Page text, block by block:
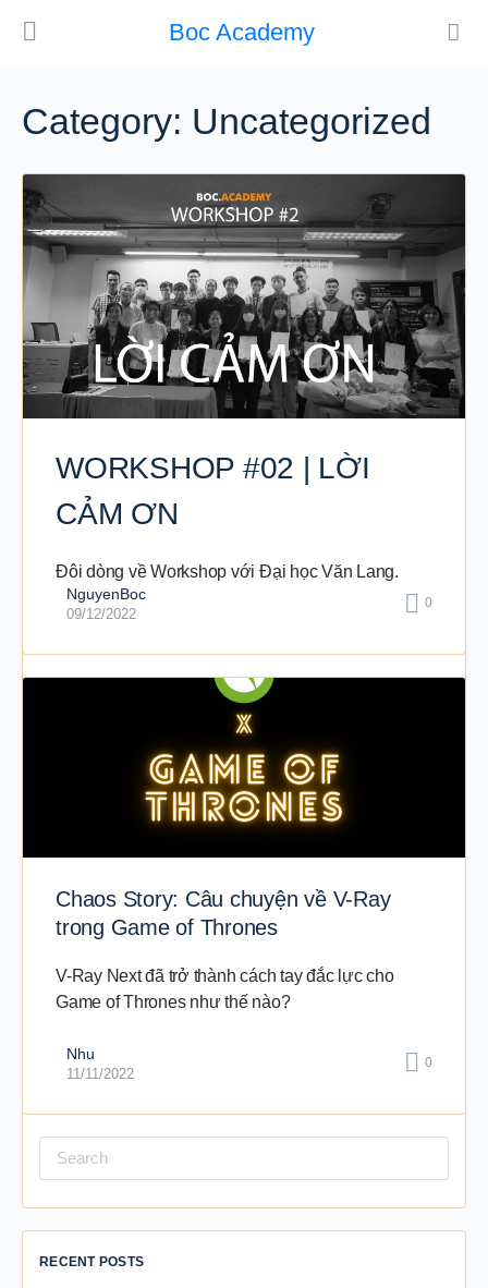
Boc Academy
Category: Uncategorized
WORKSHOP #02 | LỜI
CẢM ƠN
Đôi dòng về Workshop với Đại học Văn Lang.
NguyenBoc
09/12/2022
0
Chaos Story: Câu chuyện về V-Ray
trong Game of Thrones
V-Ray Next đã trở thành cách tay đắc lực cho
Game of Thrones như thế nào?
Nhu
11/11/2022
0
for:
RECENT POSTS